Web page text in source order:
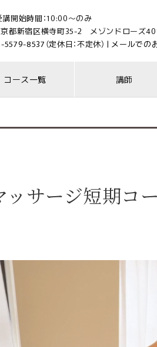
講開始時間：10:00～のみ
都新宿区横寺町35-2 メゾンドローズ
5579-8537 （定休日：不定休） | メールでの
コース一覧 講師
ッサージ短期コ